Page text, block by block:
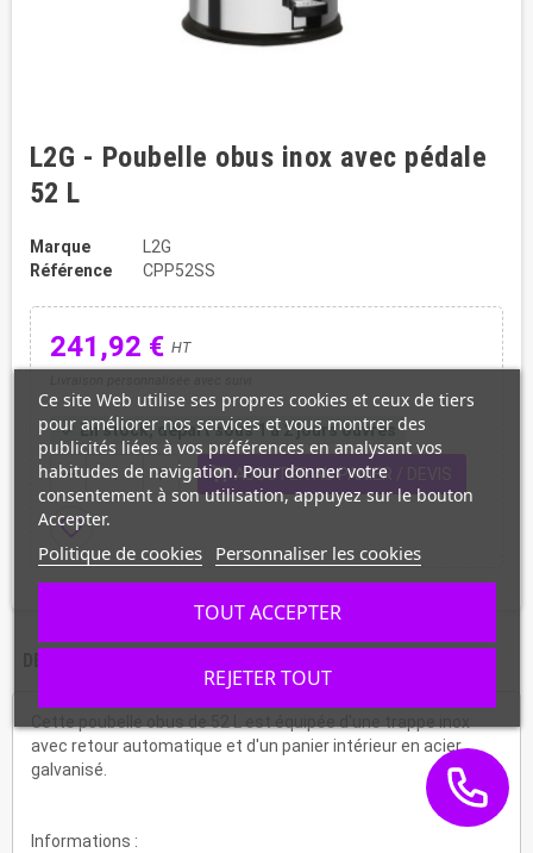
L2G - Poubelle obus inox avec pédale
52 L
Marque
L2G
Référence
CPP52SS
241,92 € HT
check En stock, départ sous 1 à 2 jours ouvrés
remove add shopping_cartAJOUTER AU PANIER / DEVIS
favorite_border
avec retour automatique et d'un panier intérieur en acier
galvanisé.
Informations :
Ce site Web utilise ses propres cookies et ceux de tiers
pour améliorer nos services et vous montrer des
publicités liées à vos préférences en analysant vos
habitudes de navigation. Pour donner votre
consentement à son utilisation, appuyez sur le bouton
Accepter.
Politique de cookies Personnaliser les cookies
REJETER TOUT
TOUT ACCEPTER